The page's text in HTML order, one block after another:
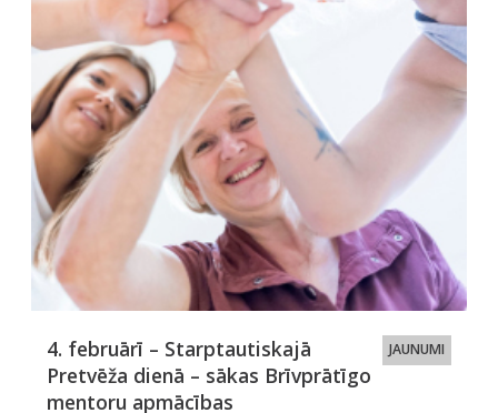
JAUNUMI
4. februārī – Starptautiskajā
Pretvēža dienā – sākas Brīvprātīgo
mentoru apmācības